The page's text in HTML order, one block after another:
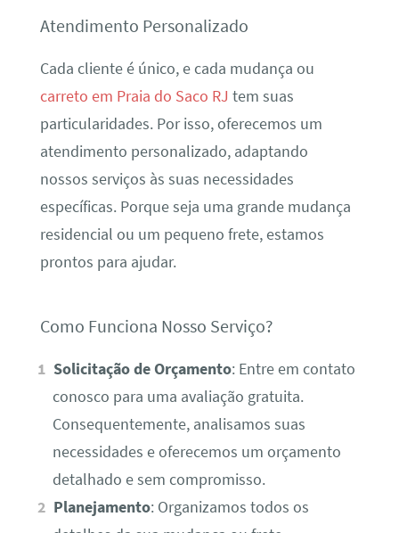
Atendimento Personalizado
Cada cliente é único, e cada mudança ou
carreto em Praia do Saco RJ tem suas
particularidades. Por isso, oferecemos um
atendimento personalizado, adaptando
nossos serviços às suas necessidades
específicas. Porque seja uma grande mudança
residencial ou um pequeno frete, estamos
prontos para ajudar.
Como Funciona Nosso Serviço?
Solicitação de Orçamento: Entre em contato
conosco para uma avaliação gratuita.
Consequentemente, analisamos suas
necessidades e oferecemos um orçamento
detalhado e sem compromisso.
Planejamento: Organizamos todos os